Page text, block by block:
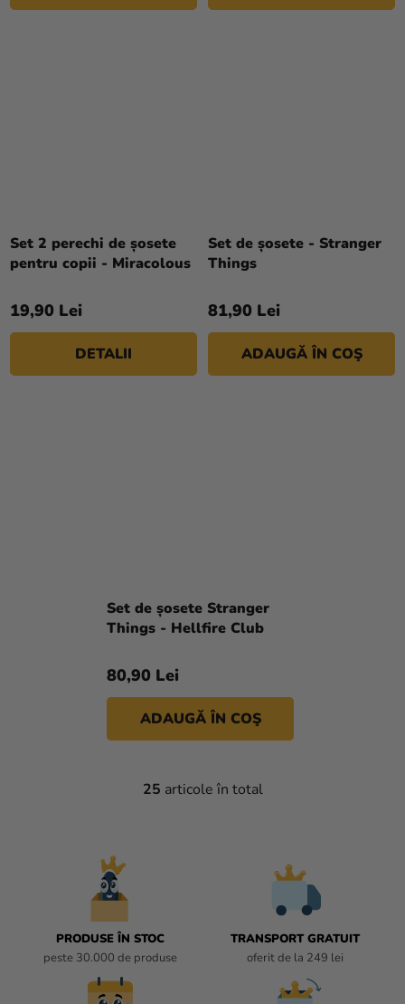
Set 2 perechi de șosete
pentru copii - Miracolous
19,90 Lei
DETALII
Set de șosete - Stranger
Things
81,90 Lei
ADAUGĂ ÎN COŞ
Set de șosete Stranger
Things - Hellfire Club
80,90 Lei
ADAUGĂ ÎN COŞ
C
25 articole în total
PRODUSE ÎN STOC
peste 30.000 de produse
TRANSPORT GRATUIT
oferit de la 249 lei